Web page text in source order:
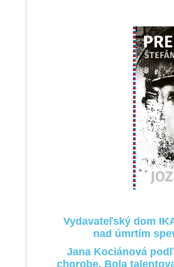
Vydavateľský dom
nad úmrtím
Jana Kociánová
chorobe. Bola